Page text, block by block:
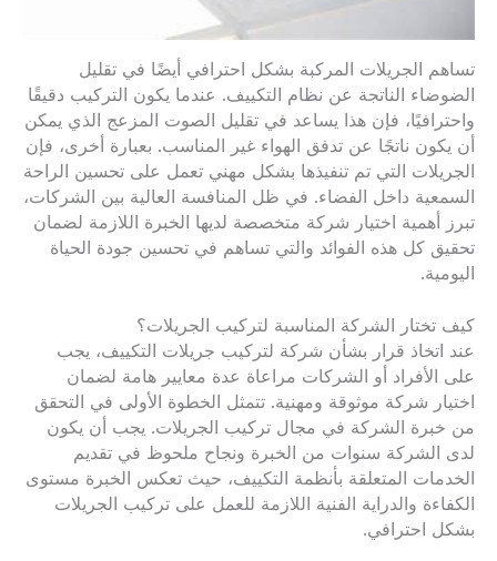
تساهم الجريلات المركبة بشكل احترافي أيضًا في تقليل
الضوضاء الناتجة عن نظام التكييف. عندما يكون التركيب دقيقًا
واحترافيًا، فإن هذا يساعد في تقليل الصوت المزعج الذي يمكن
أن يكون ناتجًا عن تدفق الهواء غير المناسب. بعبارة أخرى، فإن
الجريلات التي تم تنفيذها بشكل مهني تعمل على تحسين الراحة
السمعية داخل الفضاء. في ظل المنافسة العالية بين الشركات،
تبرز أهمية اختيار شركة متخصصة لديها الخبرة اللازمة لضمان
تحقيق كل هذه الفوائد والتي تساهم في تحسين جودة الحياة
اليومية.
كيف تختار الشركة المناسبة لتركيب الجريلات؟
عند اتخاذ قرار بشأن شركة لتركيب جريلات التكييف، يجب
على الأفراد أو الشركات مراعاة عدة معايير هامة لضمان
اختيار شركة موثوقة ومهنية. تتمثل الخطوة الأولى في التحقق
من خبرة الشركة في مجال تركيب الجريلات. يجب أن يكون
لدى الشركة سنوات من الخبرة ونجاح ملحوظ في تقديم
الخدمات المتعلقة بأنظمة التكييف، حيث تعكس الخبرة مستوى
الكفاءة والدراية الفنية اللازمة للعمل على تركيب الجريلات
بشكل احترافي.